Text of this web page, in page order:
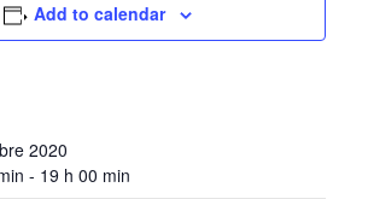
Add to calendar
2020
- 19 h 00 min